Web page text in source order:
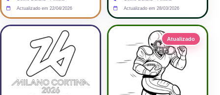
Actualizado em 22/04/2026
Actualizado em 28/03/2026
Atualizado